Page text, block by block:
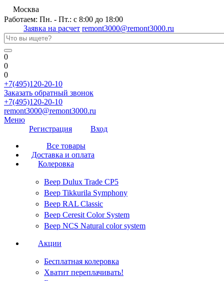
Москва
Работаем: Пн. - Пт.: с 8:00 до 18:00
Заявка на расчет remont3000@remont3000.ru
0
0
0
+7(495)120-20-10
Заказать обратный звонок
+7(495)120-20-10
remont3000@remont3000.ru
Меню
Регистрация
Вход
Все товары
Доставка и оплата
Колеровка
Веер Dulux Trade CP5
Веер Tikkurila Symphony
Веер RAL Classic
Веер Ceresit Color System
Веер NCS Natural color system
Акции
Бесплатная колеровка
Хватит переплачивать!